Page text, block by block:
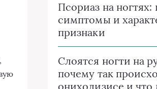
Псориаз на
симптомы и
признаки
Слоятся ногти на
почему так
онихолизисе и что